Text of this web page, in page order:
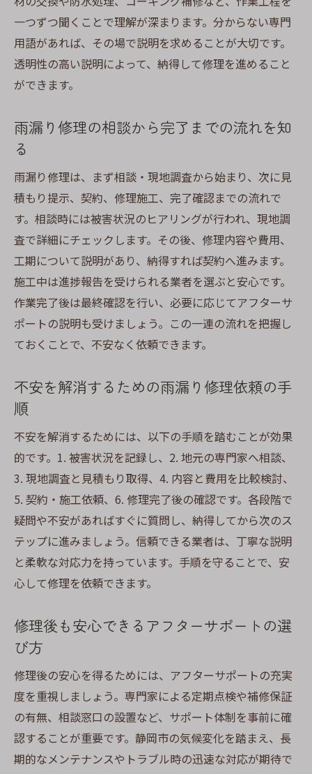
一つずつ聞くことで理解が深まります。分からない専門
用語があれば、その場で説明を求めることが大切です。
透明性の高い説明によって、納得して修理を進めること
ができます。
雨漏り修理の相談から完了までの流れを知
る
雨漏り修理は、まず相談・現地調査から始まり、次に見
積もり提示、契約、修理施工、完了確認までの流れで
す。相談時には被害状況のヒアリングが行われ、現地調
査で詳細にチェックします。その後、修理内容や費用、
工期について説明があり、納得すれば契約へ進みます。
施工中は進捗報告を受けられる業者を選ぶと安心です。
作業完了後は最終確認を行い、必要に応じてアフターサ
ポートの説明も受けましょう。この一連の流れを把握し
ておくことで、不安なく依頼できます。
不安を解消するための雨漏り修理依頼の手
順
不安を解消するためには、以下の手順を踏むことが効果
的です。1. 被害状況を記録し、2. 地元の専門家へ相談、
3. 現地調査と見積もり取得、4. 内容と費用を比較検討、
5. 契約・施工依頼、6. 修理完了後の確認です。各段階で
疑問や不安があればすぐに質問し、納得してから次のス
テップに進みましょう。信頼できる業者は、丁寧な説明
と柔軟な対応力を持っています。手順を守ることで、安
心して修理を依頼できます。
修理後も安心できるアフターサポートの選
び方
修理後の安心を得るためには、アフターサポートの充実
度を重視しましょう。専門家による定期点検や補修保証
の有無、相談窓口の設置など、サポート体制を事前に確
認することが重要です。静岡市の気候変化を踏まえ、長
期的なメンテナンスやトラブル時の迅速な対応が期待で